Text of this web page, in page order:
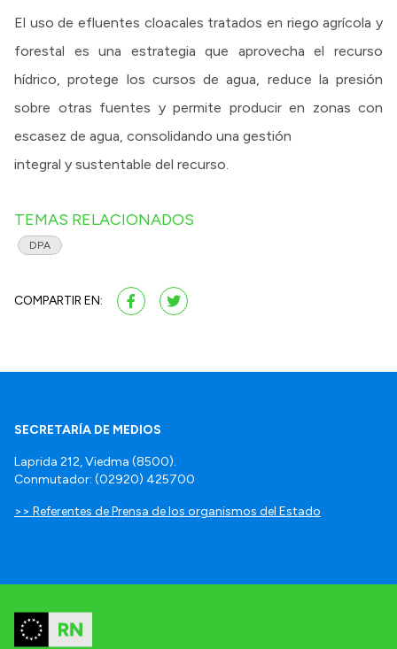
El uso de efluentes cloacales tratados en riego agrícola y
forestal es una estrategia que aprovecha el recurso
hídrico, protege los cursos de agua, reduce la presión
sobre otras fuentes y permite producir en zonas con
escasez de agua, consolidando una gestión
integral y sustentable del recurso.
TEMAS RELACIONADOS
DPA
COMPARTIR EN:
SECRETARÍA DE MEDIOS
Laprida 212, Viedma (8500).
Conmutador: (02920) 425700
>> Referentes de Prensa de los organismos del Estado